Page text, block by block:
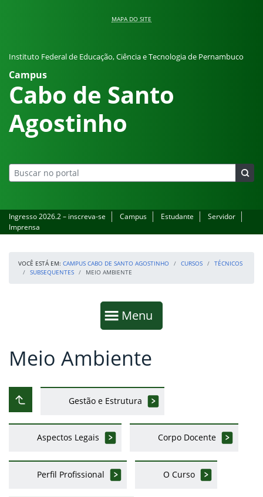
MAPA DO SITE
Instituto Federal de Educação, Ciência e Tecnologia de Pernambuco
Campus
Cabo de Santo
Agostinho
Ingresso 2026.2 – inscreva-se Campus Estudante
Servidor
Imprensa
VOCÊ ESTÁ EM: CAMPUS CABO DE SANTO AGOSTINHO CURSOS
TÉCNICOS
SUBSEQUENTES
MEIO AMBIENTE
Mostrar
Menu
Fim da navegação
Início do conteúdo
Meio Ambiente
Subir ao nível anterior
Gestão e Estrutura
Aspectos Legais Corpo Docente
Perfil Profissional O Curso